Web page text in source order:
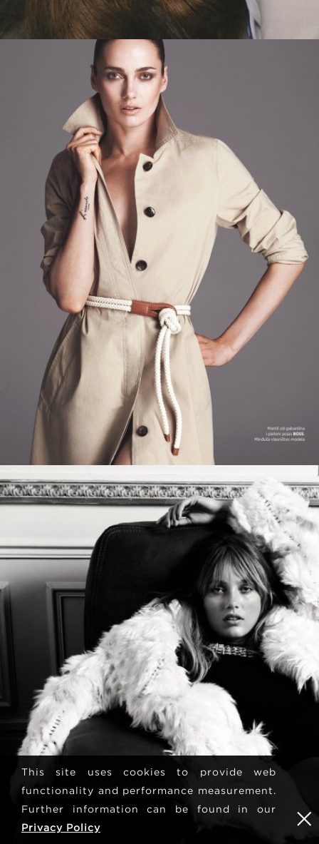
This site uses cookies to provide web
functionality and performance measurement.
Further information can be found in our
Privacy Policy